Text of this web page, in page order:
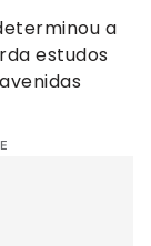
a
estudos